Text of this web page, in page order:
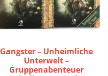
Gangster – Unheimliche
Unterwelt –
Gruppenabenteuer